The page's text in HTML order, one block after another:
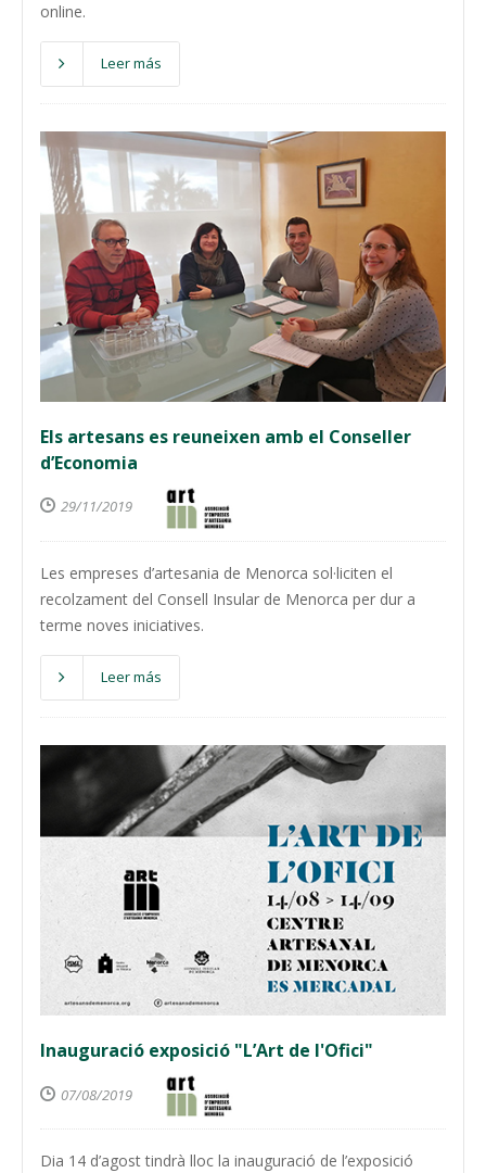
online.
Leer más
Els artesans es reuneixen amb el Conseller
d’Economia
29/11/2019
Les empreses d’artesania de Menorca sol·liciten el
recolzament del Consell Insular de Menorca per dur a
terme noves iniciatives.
Leer más
Inauguració exposició "L’Art de l'Ofici"
07/08/2019
Dia 14 d’agost tindrà lloc la inauguració de l’exposició